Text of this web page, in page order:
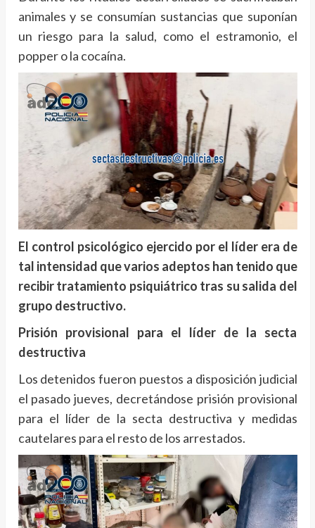
animales y se consumían sustancias que suponían
un riesgo para la salud, como el estramonio, el
popper o la cocaína.
El control psicológico ejercido por el líder era de
tal intensidad que varios adeptos han tenido que
recibir tratamiento psiquiátrico tras su salida del
grupo destructivo.
Prisión provisional para el líder de la secta
destructiva
Los detenidos fueron puestos a disposición judicial
el pasado jueves, decretándose prisión provisional
para el líder de la secta destructiva y medidas
cautelares para el resto de los arrestados.